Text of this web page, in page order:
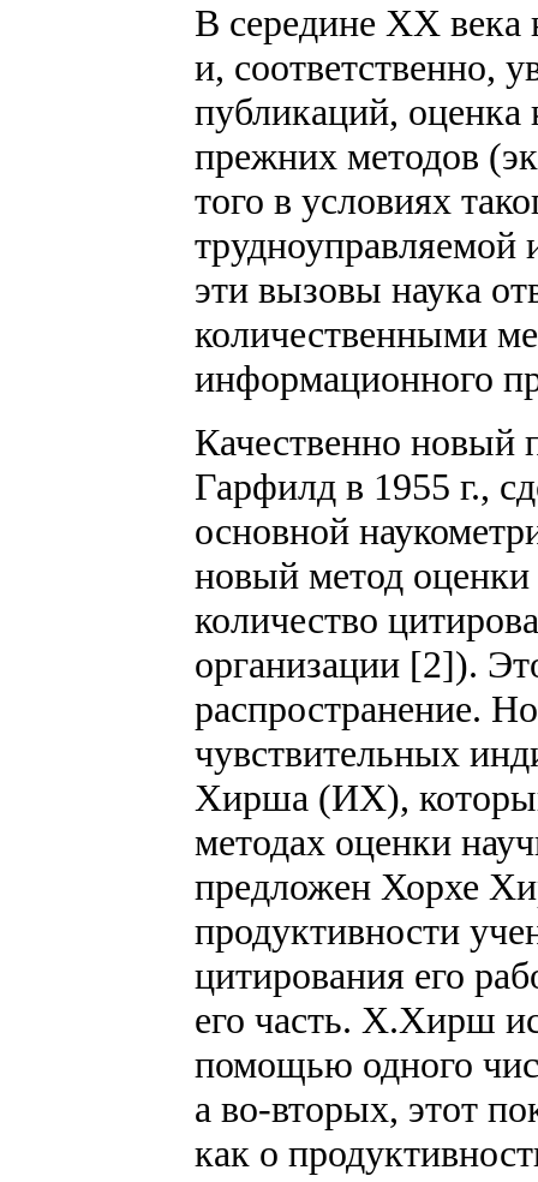
В середине XX века
и, соответственно,
публикаций, оценка
прежних методов
того в условиях
трудноуправляемой
эти вызовы наука
количественными
информационного
Качественно новый
Гарфилд в 1955 г.,
основной
новый метод
количество
организации [2]).
распространение.
чувствительных
Хирша (ИХ),
методах оценки
предложен Хорхе
продуктивности
цитирования его
его часть. Х.Хирш
помощью одного
а во-вторых, этот
как о